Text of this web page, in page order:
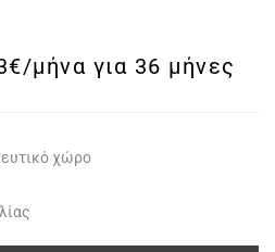
μήνα για 36 μήνες
χώρο